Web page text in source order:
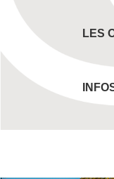
LES